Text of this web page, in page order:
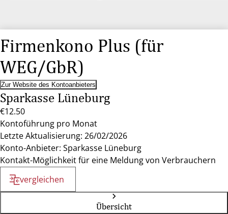
Firmenkono Plus (für
WEG/GbR)
Zur Website des Kontoanbieters
Sparkasse Lüneburg
€12.50
Kontoführung pro Monat
Letzte Aktualisierung: 26/02/2026
Konto-Anbieter: Sparkasse Lüneburg
Kontakt-Möglichkeit für eine Meldung von Verbrauchern
vergleichen
Übersicht